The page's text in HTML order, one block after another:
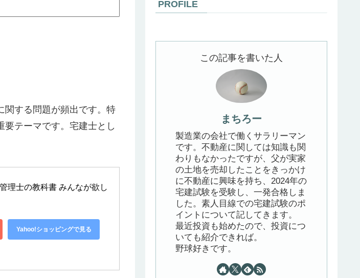
関する問題が頻出です。特
テーマです。宅建士とし
理士の教科書 みんなが欲し
Yahoo!ショッピングで見る
PROFILE
この記事を書いた人
まちろー
製造業の会社で働くサラリーマン
です。不動産に関しては知識も関
わりもなかったですが、父が実家
の土地を売却したことをきっかけ
に不動産に興味を持ち、2024年の
宅建試験を受験し、一発合格しま
した。素人目線での宅建試験のポ
イントについて記してきます。
最近投資も始めたので、投資につ
いても紹介できれば。
野球好きです。